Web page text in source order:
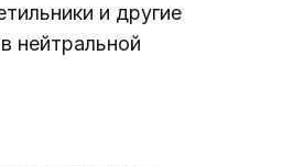
и другие
нейтральной